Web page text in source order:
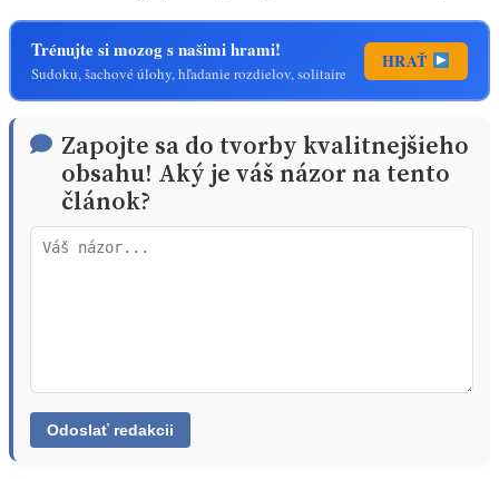
Trénujte si mozog s našimi hrami!
Sudoku, šachové úlohy, hľadanie rozdielov, solitaire
HRAŤ
Zapojte sa do tvorby kvalitnejšieho
obsahu! Aký je váš názor na tento
článok?